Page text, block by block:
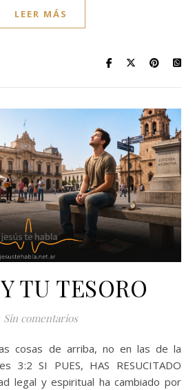
LEER MÁS
TU TESORO
Sin comentarios
3:2 SI PUES, HAS RESUCITADO
legal y espiritual ha cambiado por